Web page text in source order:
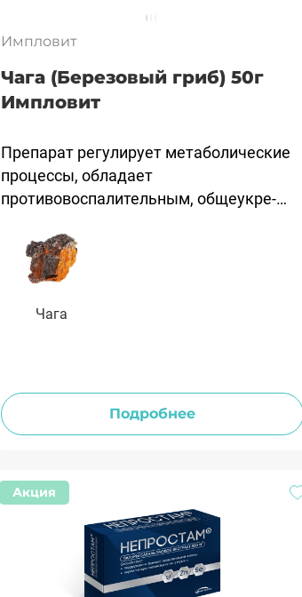
Импловит
Чага (Березовый гриб) 50г
Импловит
Препарат регулирует метаболи­ческие
процессы, обладает
противовоспалительным, общеукре­
повышению защитных сил организма.
Чага
Подробнее
Акция